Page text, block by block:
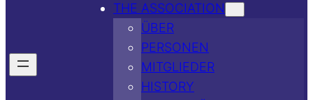
THE ASSOCIATION
ÜBER
PERSONEN
MITGLIEDER
HISTORY